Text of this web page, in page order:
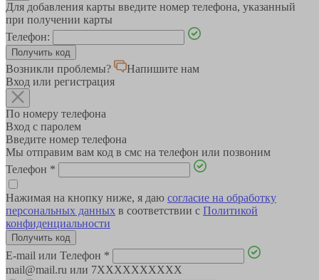
Для добавления карты введите номер телефона, указанный
при получении карты
Телефон:
Возникли проблемы?
Напишите нам
Вход или регистрация
По номеру телефона
Вход с паролем
Введите номер телефона
Мы отправим вам код в смс на телефон или позвоним
Телефон *
Нажимая на кнопку ниже, я даю согласие на обработку
персональных данных в соответствии с Политикой
конфиденциальности
E-mail или Телефон *
mail@mail.ru или 7XXXXXXXXXX